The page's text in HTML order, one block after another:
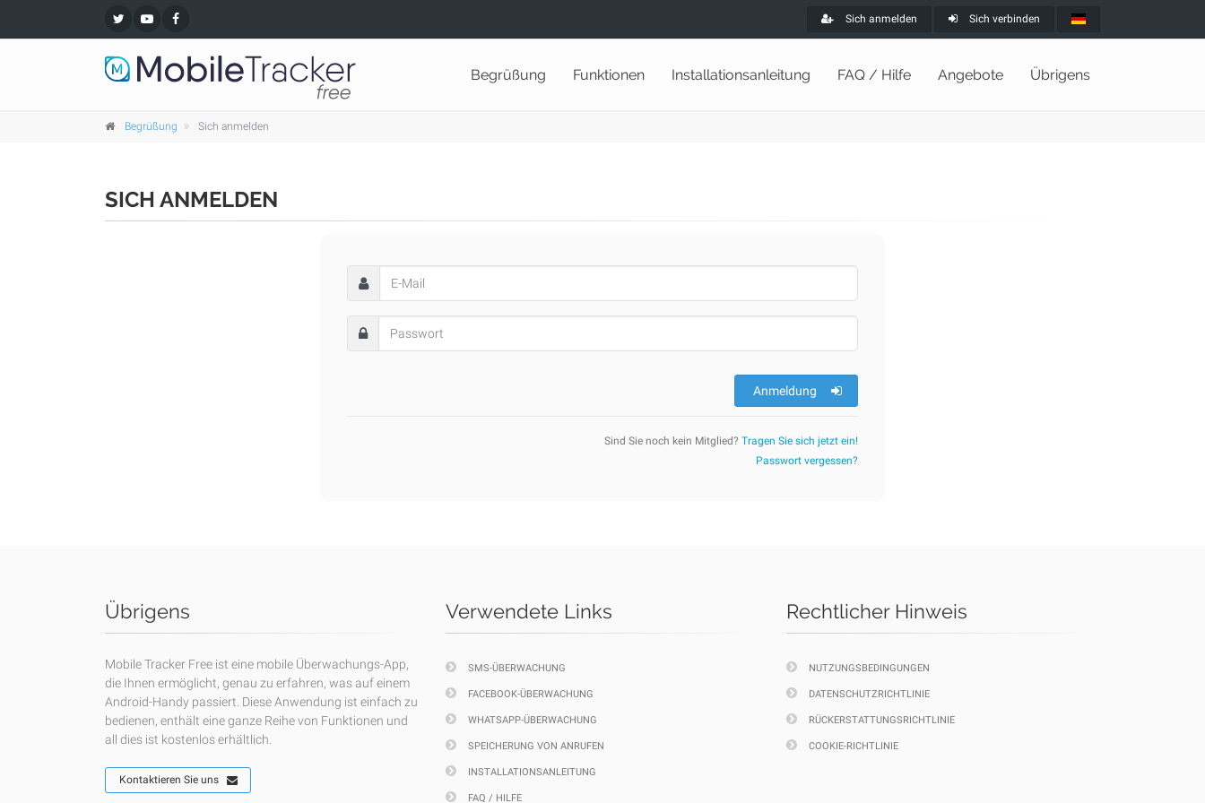
Sich anmelden Sich verbinden
Begrüßung Funktionen Installationsanleitung FAQ / Hilfe Angebote Übrigens
Begrüßung Sich anmelden
SICH ANMELDEN
Anmeldung
Sind Sie noch kein Mitglied? Tragen Sie sich jetzt ein!
Passwort vergessen?
Übrigens
Mobile Tracker Free ist eine mobile Überwachungs-App,
die Ihnen ermöglicht, genau zu erfahren, was auf einem
Android-Handy passiert. Diese Anwendung ist einfach zu
bedienen, enthält eine ganze Reihe von Funktionen und
all dies ist kostenlos erhältlich.
Kontaktieren Sie uns
Verwendete Links
SMS-ÜBERWACHUNG
FACEBOOK-ÜBERWACHUNG
WHATSAPP-ÜBERWACHUNG
SPEICHERUNG VON ANRUFEN
INSTALLATIONSANLEITUNG
FAQ / HILFE
Rechtlicher Hinweis
NUTZUNGSBEDINGUNGEN
DATENSCHUTZRICHTLINIE
RÜCKERSTATTUNGSRICHTLINIE
COOKIE-RICHTLINIE